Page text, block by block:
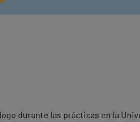
durante las prácticas en la